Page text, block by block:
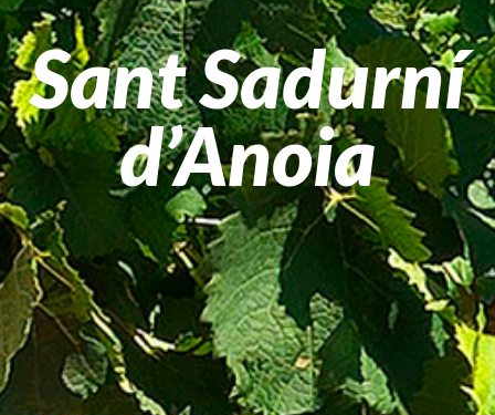
Sant Sadurní
d’Anoia